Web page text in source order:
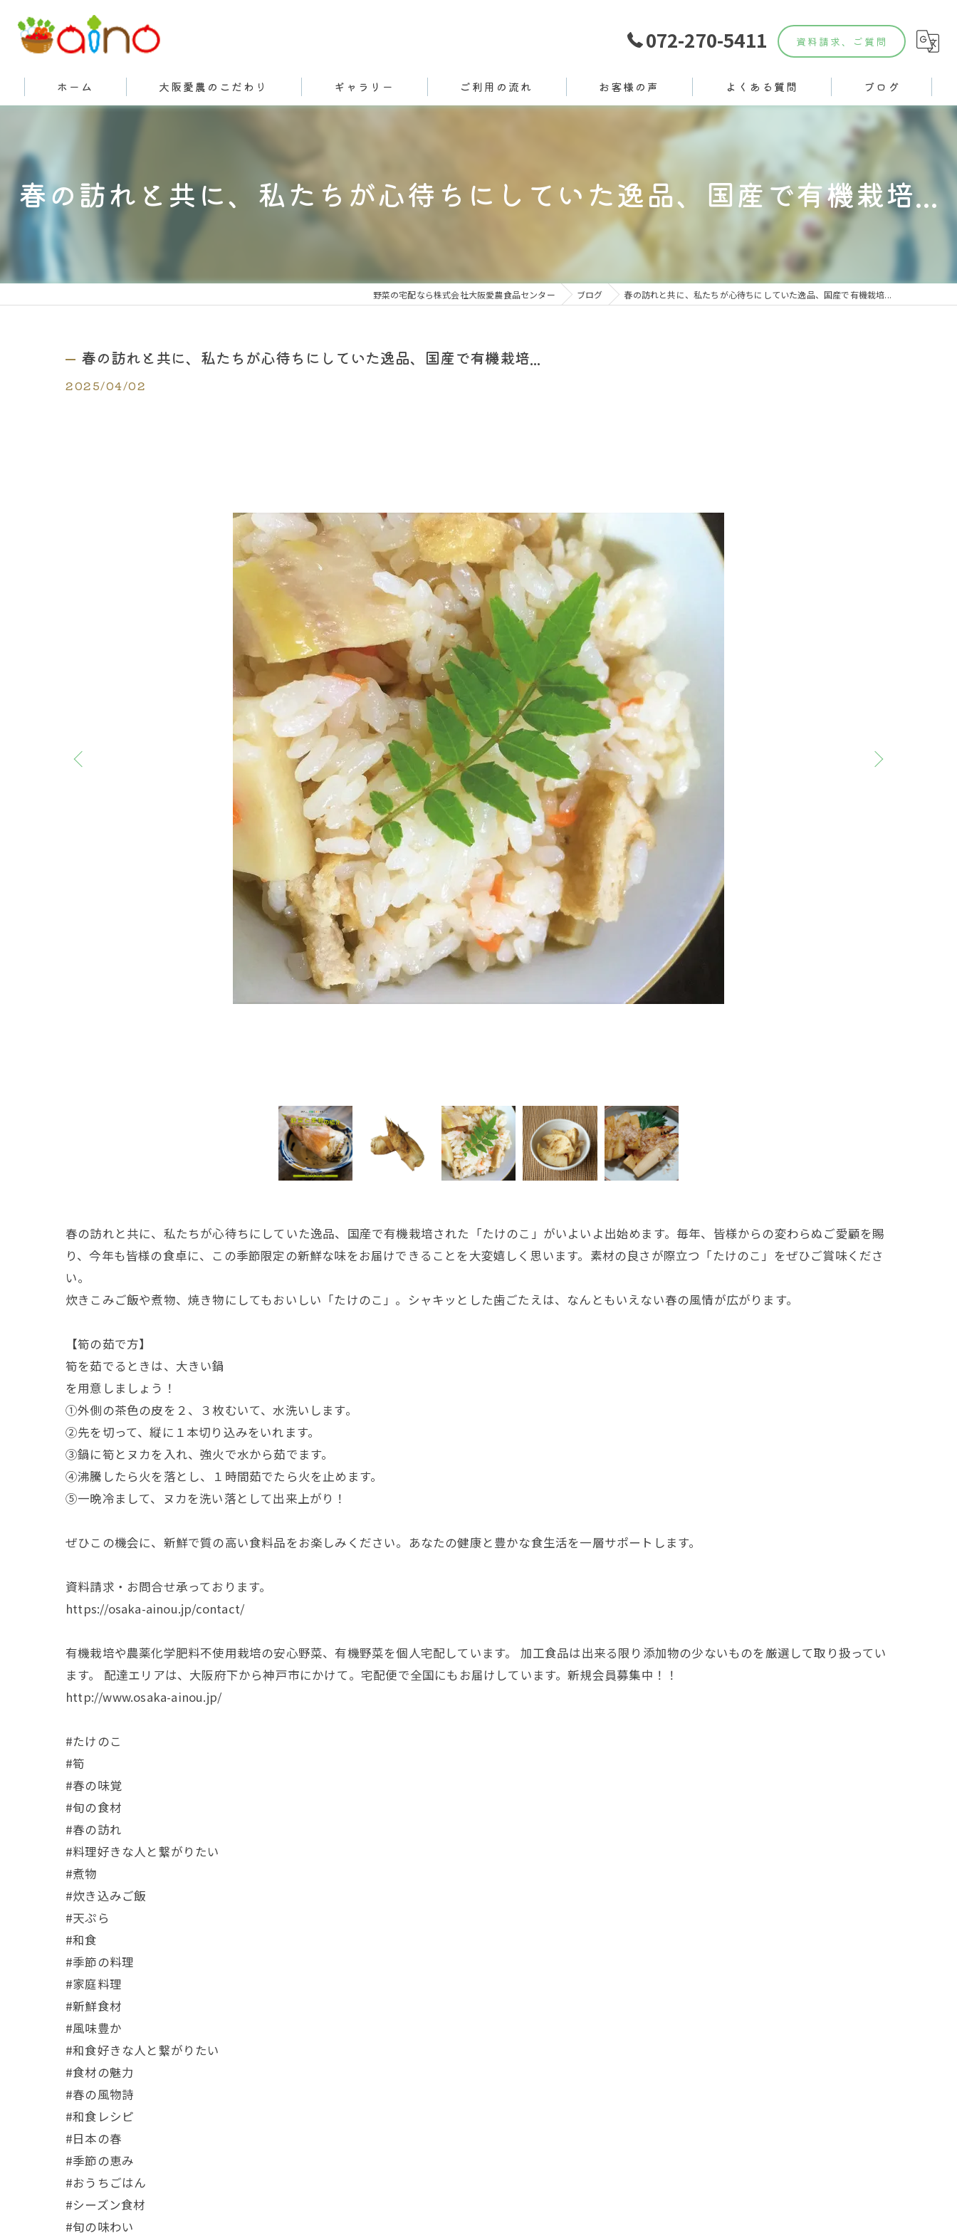
072-270-5411 資料請求、ご質問
ホーム 大阪愛農のこだわり ギャラリー ご利用の流れ お客様の声 よくある質問 ブログ
春の訪れと共に、私たちが心待ちにしていた逸品、国産で有機栽培...
野菜の宅配なら株式会社大阪愛農食品センター ブログ 春の訪れと共に、私たちが心待ちにしていた逸品、国産で有機栽培...
春の訪れと共に、私たちが心待ちにしていた逸品、国産で有機栽培...
2025/04/02
春の訪れと共に、私たちが心待ちにしていた逸品、国産で有機栽培された「たけのこ」がいよいよ出始めます。毎年、皆様からの変わらぬご愛顧を賜
り、今年も皆様の食卓に、この季節限定の新鮮な味をお届けできることを大変嬉しく思います。素材の良さが際立つ「たけのこ」をぜひご賞味くださ
い。
炊きこみご飯や煮物、焼き物にしてもおいしい「たけのこ」。シャキッとした歯ごたえは、なんともいえない春の風情が広がります。
【筍の茹で方】
筍を茹でるときは、大きい鍋
を用意しましょう！
①外側の茶色の皮を２、３枚むいて、水洗いします。
②先を切って、縦に１本切り込みをいれます。
③鍋に筍とヌカを入れ、強火で水から茹でます。
④沸騰したら火を落とし、１時間茹でたら火を止めます。
⑤一晩冷まして、ヌカを洗い落として出来上がり！
ぜひこの機会に、新鮮で質の高い食料品をお楽しみください。あなたの健康と豊かな食生活を一層サポートします。
資料請求・お問合せ承っております。
https://osaka-ainou.jp/contact/
有機栽培や農薬化学肥料不使用栽培の安心野菜、有機野菜を個人宅配しています。 加工食品は出来る限り添加物の少ないものを厳選して取り扱ってい
ます。 配達エリアは、大阪府下から神戸市にかけて。宅配便で全国にもお届けしています。新規会員募集中！！
http://www.osaka-ainou.jp/
#たけのこ
#筍
#春の味覚
#旬の食材
#春の訪れ
#料理好きな人と繋がりたい
#煮物
#炊き込みご飯
#天ぷら
#和食
#季節の料理
#家庭料理
#新鮮食材
#風味豊か
#和食好きな人と繋がりたい
#食材の魅力
#春の風物詩
#和食レシピ
#日本の春
#季節の恵み
#おうちごはん
#シーズン食材
#旬の味わい